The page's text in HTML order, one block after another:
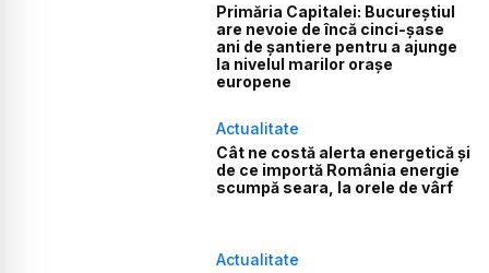
Primăria Capitalei: Bucureștiul
are nevoie de încă cinci-șase
ani de șantiere pentru a ajunge
la nivelul marilor orașe
europene
Actualitate
Cât ne costă alerta energetică și
de ce importă România energie
scumpă seara, la orele de vârf
Actualitate